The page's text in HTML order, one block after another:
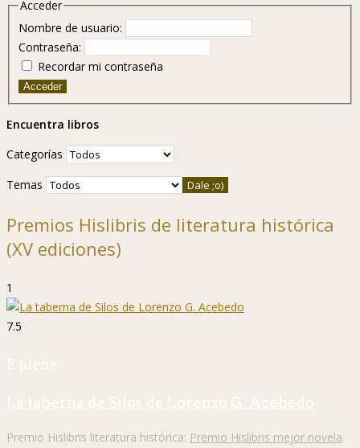
Acceder
Nombre de usuario:
Contraseña:
Recordar mi contraseña
Acceder
Encuentra libros
Categorías
Temas
Premios Hislibris de literatura histórica
(XV ediciones)
1
7.5
P. plebe
La taberna de Silos de Lorenzo G. Acebedo
Premio Hislibris literatura histórica: Premio Hislibris mejor novela